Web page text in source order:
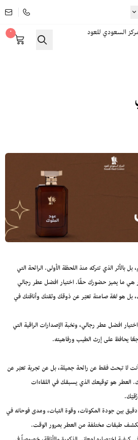
السعودي للعود
٠
بل بالأثر الذي تتركه منذ اللحظة الأولى. الرائحة التي
ما يميز حضورك حقًا. اختيار افضل عطر رجالي
هو لغة صامتة تعبّر عن ذوقك وثقتك وأناقتك في
افضل عطر رجالي، ونخبة الإصدارات الراقية التي
يحافظ على إرث الطيب ورفاهيته.
لا تبحث فقط عن رائحة جميلة، بل عن تجربة تعبّر عن
هو توقيعك الذي يسبقك في اللقاءات
بين جودة المكونات، وقوة الثبات، ومدى فوحانه في
تكشف طبقات مختلفة من العطر بمرور الوقت.